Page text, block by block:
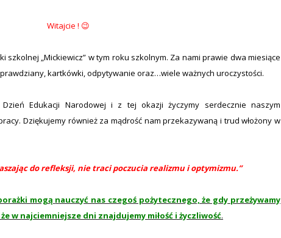
Witajcie ! 😉
szkolnej „Mickiewicz” w tym roku szkolnym. Za nami prawie dwa miesiące
kartkówki, odpytywanie oraz…wiele ważnych uroczystości.
Edukacji Narodowej i z tej okazji życzymy serdecznie naszym
Dziękujemy również za mądrość nam przekazywaną i trud włożony w
do refleksji, nie traci poczucia realizmu i optymizmu.”
mogą nauczyć nas czegoś pożytecznego, że gdy przeżywamy
w najciemniejsze dni znajdujemy miłość i życzliwość.